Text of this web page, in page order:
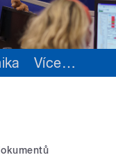
Více…